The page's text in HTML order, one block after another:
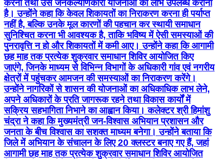
करना तथा उसे जनकल्याणकारी योजनाओं का लाभ उपलब्ध कराना
है। उन्होंने कहा कि केवल शिकायतों का निराकरण करना ही पर्याप्त
नहीं है, बल्कि उनके मूल कारणों की पहचान कर स्थायी समाधान
सुनिश्चित करना भी आवश्यक है, ताकि भविष्य में ऐसी समस्याओं की
पुनरावृत्ति न हो और शिकायतों में कमी आए। उन्होंने कहा कि आगामी
छह माह तक प्रत्येक शुक्रवार समाधान शिविर आयोजित किए
जाएंगे, जिनके माध्यम से विभिन्न विभागों के अधिकारी गांव एवं नगरीय
क्षेत्रों में पहुंचकर आमजन की समस्याओं का निराकरण करेंगे।
उन्होंने नागरिकों से शासन की योजनाओं का अधिकाधिक लाभ लेने,
अपने अधिकारों के प्रति जागरूक रहने तथा विकास कार्यों में
सक्रिय सहभागिता निभाने का आह्वान किया। कलेक्टर श्री हिमांशु
चंद्रा ने कहा कि मुख्यमंत्री जन-विश्वास अभियान प्रशासन और
जनता के बीच विश्वास का सशक्त माध्यम बनेगा। उन्होंने बताया कि
जिले में अभियान के संचालन के लिए 20 क्लस्टर बनाए गए हैं, जहां
आगामी छह माह तक प्रत्येक शुक्रवार समाधान शिविर आयोजित